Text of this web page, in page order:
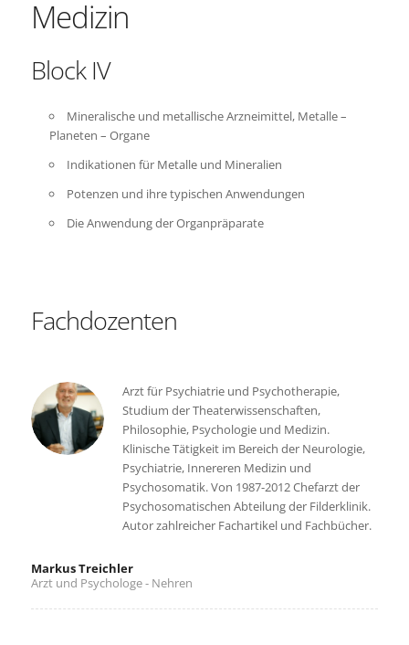
Medizin
Block IV
Mineralische und metallische Arzneimittel, Metalle –
Planeten – Organe
Indikationen für Metalle und Mineralien
Potenzen und ihre typischen Anwendungen
Die Anwendung der Organpräparate
Fachdozenten
Arzt für Psychiatrie und Psychotherapie,
Studium der Theaterwissenschaften,
Philosophie, Psychologie und Medizin.
Klinische Tätigkeit im Bereich der Neurologie,
Psychiatrie, Innereren Medizin und
Psychosomatik. Von 1987-2012 Chefarzt der
Psychosomatischen Abteilung der Filderklinik.
Autor zahlreicher Fachartikel und Fachbücher.
Markus Treichler
Arzt und Psychologe - Nehren